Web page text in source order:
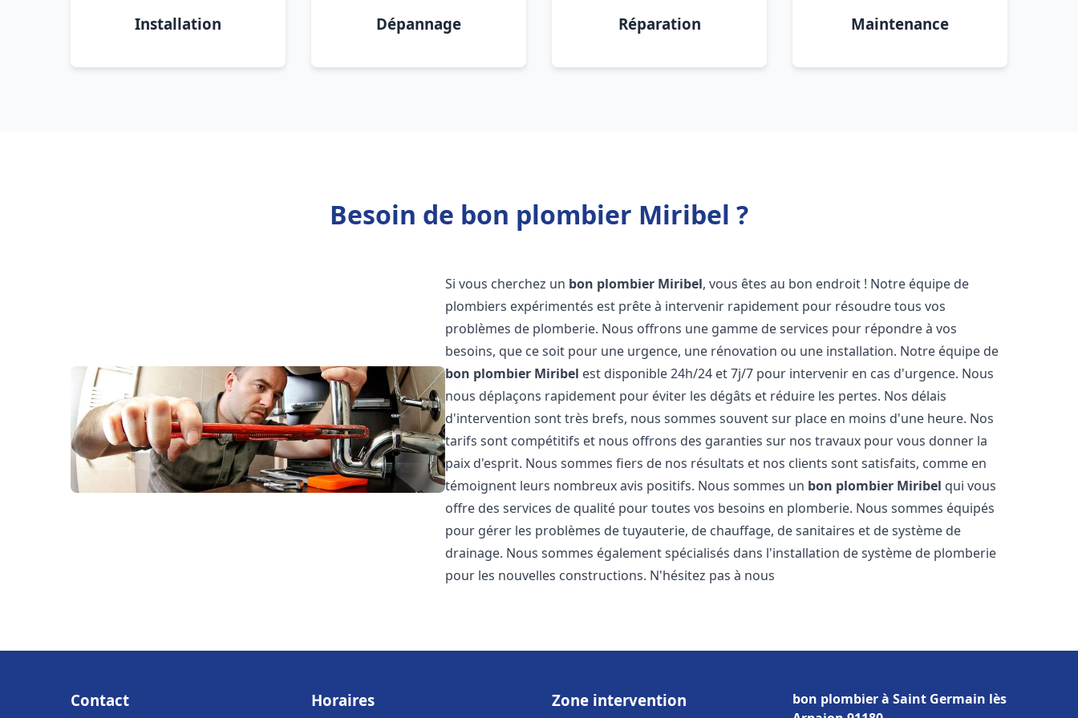
Installation Dépannage Réparation Maintenance
Besoin de bon plombier Miribel ?
Si vous cherchez un bon plombier Miribel, vous êtes au bon endroit ! Notre équipe de
plombiers expérimentés est prête à intervenir rapidement pour résoudre tous vos
problèmes de plomberie. Nous offrons une gamme de services pour répondre à vos
besoins, que ce soit pour une urgence, une rénovation ou une installation. Notre équipe de
bon plombier Miribel est disponible 24h/24 et 7j/7 pour intervenir en cas d'urgence. Nous
nous déplaçons rapidement pour éviter les dégâts et réduire les pertes. Nos délais
d'intervention sont très brefs, nous sommes souvent sur place en moins d'une heure. Nos
tarifs sont compétitifs et nous offrons des garanties sur nos travaux pour vous donner la
paix d'esprit. Nous sommes fiers de nos résultats et nos clients sont satisfaits, comme en
témoignent leurs nombreux avis positifs. Nous sommes un bon plombier Miribel qui vous
offre des services de qualité pour toutes vos besoins en plomberie. Nous sommes équipés
pour gérer les problèmes de tuyauterie, de chauffage, de sanitaires et de système de
drainage. Nous sommes également spécialisés dans l'installation de système de plomberie
pour les nouvelles constructions. N'hésitez pas à nous
Contact Horaires Zone intervention
bon plombier à Saint Germain lès